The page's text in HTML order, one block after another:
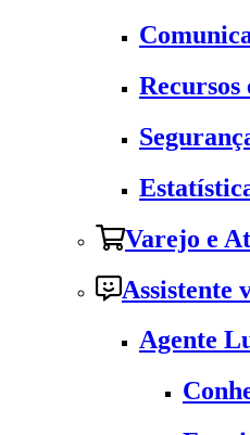
Recursos
Varejo e
Assistente
Agente